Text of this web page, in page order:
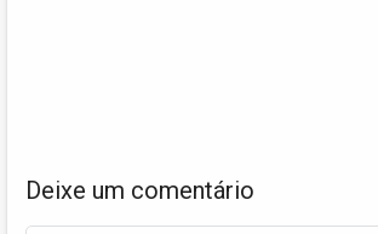
Deixe um comentário